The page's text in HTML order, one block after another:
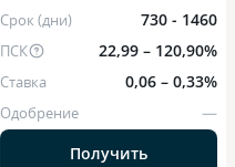
Срок (дни) 730 - 1460
ПСК 22,99 – 120,90%
Ставка 0,06 – 0,33%
Одобрение
—
Получить